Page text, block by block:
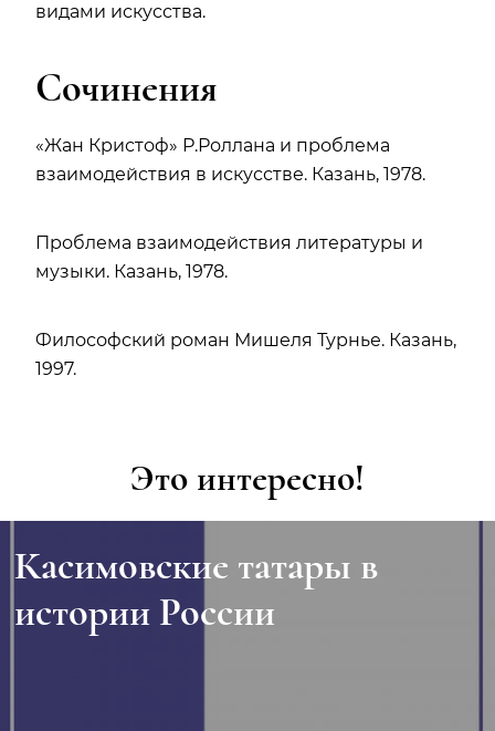
видами искусства.
Сочинения
«Жан Кристоф» Р.Роллана и проблема
взаимодействия в искусстве. Казань, 1978.
Проблема взаимодействия литературы и
музыки. Казань, 1978.
Философский роман Мишеля Турнье. Казань,
1997.
Это интересно!
Касимовские татары в
истории России